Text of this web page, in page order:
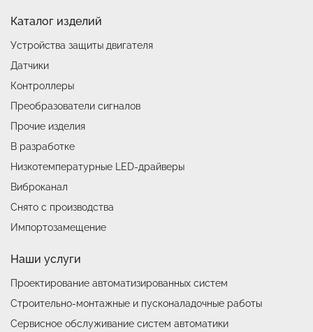
Каталог изделий
Устройства защиты двигателя
Датчики
Контроллеры
Преобразователи сигналов
Прочие изделия
В разработке
Низкотемпературные LED-драйверы
Виброканал
Снято с производства
Импортозамещение
Наши услуги
Проектирование автоматизированных систем
Строительно-монтажные и пусконаладочные работы
Сервисное обслуживание систем автоматики